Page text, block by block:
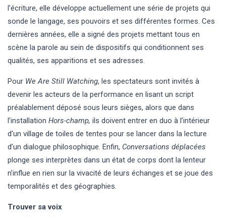
l’écriture, elle développe actuellement une série de projets qui
sonde le langage, ses pouvoirs et ses différentes formes. Ces
dernières années, elle a signé des projets mettant tous en
scène la parole au sein de dispositifs qui conditionnent ses
qualités, ses apparitions et ses adresses.
Pour We Are Still Watching, les spectateurs sont invités à
devenir les acteurs de la performance en lisant un script
préalablement déposé sous leurs sièges, alors que dans
l’installation Hors-champ, ils doivent entrer en duo à l’intérieur
d’un village de toiles de tentes pour se lancer dans la lecture
d’un dialogue philosophique. Enfin, Conversations déplacées
plonge ses interprètes dans un état de corps dont la lenteur
n’influe en rien sur la vivacité de leurs échanges et se joue des
temporalités et des géographies.
Trouver sa voix